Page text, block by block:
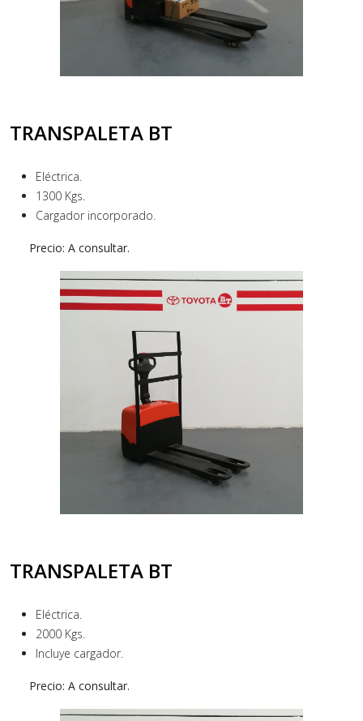
TRANSPALETA BT
Eléctrica.
1300 Kgs.
Cargador incorporado.
Precio: A consultar.
TRANSPALETA BT
Eléctrica.
2000 Kgs.
Incluye cargador.
Precio: A consultar.